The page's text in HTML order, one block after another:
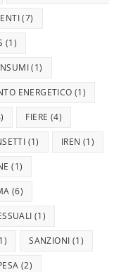
(7)
(1)
(1)
ENERGETICO (1)
FIERE (4)
(1) IREN (1)
(1)
(6)
(1)
SANZIONI (1)
(2)